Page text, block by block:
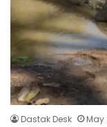
Dastak Desk May